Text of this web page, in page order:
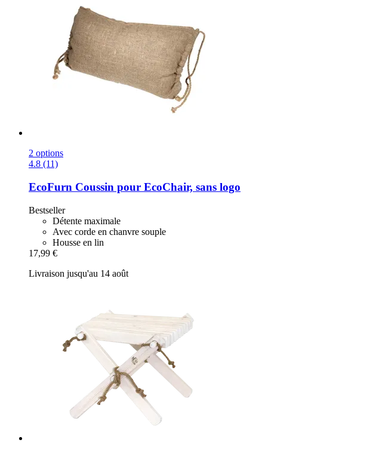
2 options
4.8 (11)
EcoFurn Coussin pour EcoChair, sans logo
Bestseller
Détente maximale
Avec corde en chanvre souple
Housse en lin
17,99 €
Livraison jusqu'au 14 août